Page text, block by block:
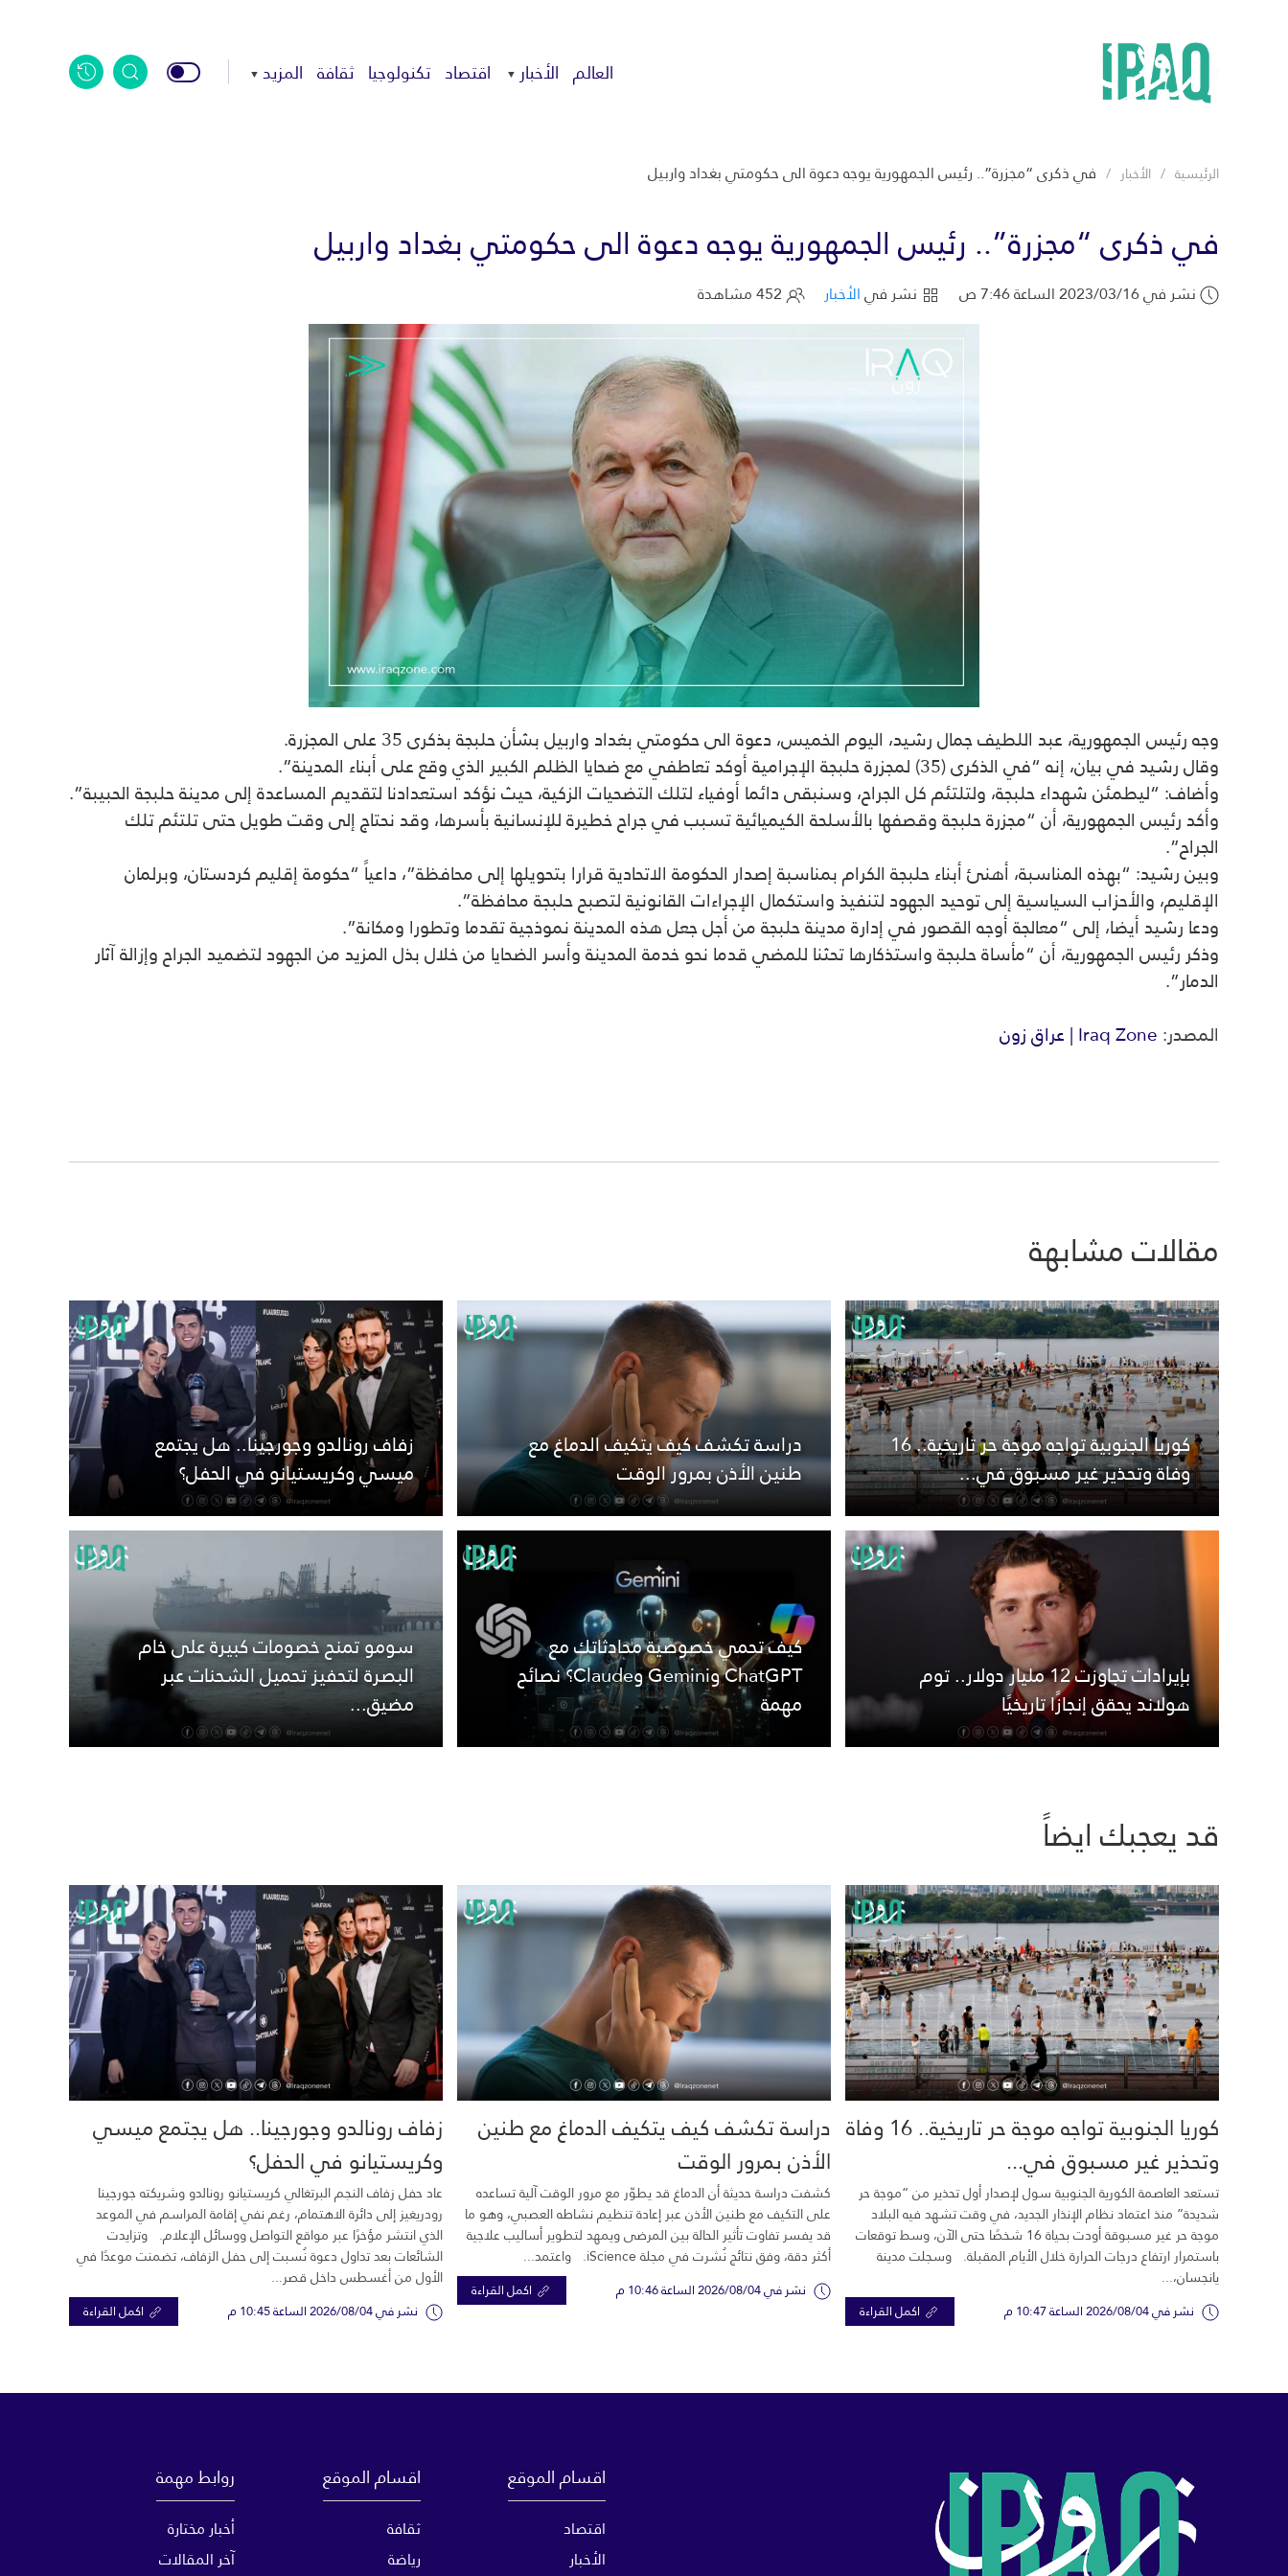
العالم الأخبار اقتصاد تكنولوجيا ثقافة المزيد
الرئيسية الأخبار في ذكرى “مجزرة”.. رئيس الجمهورية يوجه دعوة الى حكومتي بغداد واربيل
في ذكرى “مجزرة”.. رئيس الجمهورية يوجه دعوة الى حكومتي بغداد واربيل
نشر في 2023/03/16 الساعة 7:46 ص نشر فيالأخبار
وجه رئيس الجمهورية، عبد اللطيف جمال رشيد، اليوم الخميس، دعوة الى حكومتي بغداد واربيل بشأن حلبجة بذكرى 35 على المجزرة.
وقال رشيد في بيان، إنه “في الذكرى (35) لمجزرة حلبجةالإجرامية أوكد تعاطفي مع ضحايا الظلم الكبير الذي وقع على أبناء المدينة”.
وأضاف: “ليطمئن شهداءحلبجة، ولتلتئم كل الجراح، وسنبقى دائما أوفياء لتلك التضحيات الزكية، حيث نؤكد استعدادنا لتقديم المساعدة إلى مدينةحلبجةالحبیبة”.
وأكد رئيس الجمهورية، أن “مجزرةحلبجةوقصفها بالأسلحة الكيميائية تسبب في جراح خطيرة للإنسانية بأسرها، وقد نحتاج إلى وقت طويل حتى تلتئم تلك
الجراح”.
وبين رشيد: “بهذه المناسبة، أهنئ أبناءحلبجةالكرام بمناسبة إصدار الحكومة الاتحادية قرارا بتحويلها إلى محافظة”، داعياً “حكومة إقليم كردستان، وبرلمان
الإقليم، والأحزاب السياسية إلى توحيد الجهود لتنفيذ واستكمال الإجراءات القانونية لتصبححلبجةمحافظة”.
ودعا رشيد أيضا، إلى “معالجة أوجه القصور في إدارة مدينةحلبجةمن أجل جعل هذه المدينة نموذجية تقدما وتطورا ومكانة”.
وذكر رئيس الجمهورية، أن “مأساةحلبجةواستذكارها تحثنا للمضي قدما نحو خدمة المدينة وأسر الضحايا من خلال بذل المزيد من الجهود لتضميد الجراح وإزالة آثار
الدمار”.
المصدر:Iraq Zone | عراق زون
مقالات مشابهة
كوريا الجنوبية تواجه موجة حر تاريخية.. 16
وفاة وتحذير غير مسبوق في...
دراسة تكشف كيف يتكيف الدماغ مع
طنين الأذن بمرور الوقت
زفاف رونالدو وجورجينا.. هل يجتمع
ميسي وكريستيانو في الحفل؟
بإيرادات تجاوزت 12 مليار دولار.. توم
هولاند يحقق إنجازًا تاريخيًا
كيف تحمي خصوصية محادثاتك مع
ChatGPT وGemini وClaude؟ نصائح
مهمة
سومو تمنح خصومات كبيرة على خام
البصرة لتحفيز تحميل الشحنات عبر
مضيق...
قد يعجبك ايضاً
كوريا الجنوبية تواجه موجة حر تاريخية.. 16 وفاة
وتحذير غير مسبوق في...
تستعد العاصمة الكورية الجنوبية سول لإصدار أول تحذير من “موجة حر
شديدة” منذ اعتماد نظام الإنذار الجديد، في وقت تشهد فيه البلاد
موجة حر غير مسبوقة أودت بحياة 16 شخصًا حتى الآن، وسط توقعات
باستمرار ارتفاع درجات الحرارة خلال الأيام المقبلة. وسجلت مدينة
يانجسان،...
نشر في 2026/08/04 الساعة 10:47 م اكمل القراءة
دراسة تكشف كيف يتكيف الدماغ مع طنين
الأذن بمرور الوقت
كشفت دراسة حديثة أن الدماغ قد يطوّر مع مرور الوقت آلية تساعده
على التكيف مع طنين الأذن عبر إعادة تنظيم نشاطه العصبي، وهو ما
قد يفسر تفاوت تأثير الحالة بين المرضى ويمهد لتطوير أساليب علاجية
أكثر دقة، وفق نتائج نُشرت في مجلة iScience. واعتمد...
نشر في 2026/08/04 الساعة 10:46 م اكمل القراءة
زفاف رونالدو وجورجينا.. هل يجتمع ميسي
وكريستيانو في الحفل؟
عاد حفل زفاف النجم البرتغالي كريستيانو رونالدو وشريكته جورجينا
رودريغيز إلى دائرة الاهتمام، رغم نفي إقامة المراسم في الموعد
الذي انتشر مؤخرًا عبر مواقع التواصل ووسائل الإعلام. وتزايدت
الشائعات بعد تداول دعوة نُسبت إلى حفل الزفاف، تضمنت موعدًا في
الأول من أغسطس داخل قصر...
نشر في 2026/08/04 الساعة 10:45 م اكمل القراءة
اقسام الموقع
اقتصاد
الأخبار
اقسام الموقع
ثقافة
رياضة
روابط مهمة
أخبار مختارة
آخر المقالات